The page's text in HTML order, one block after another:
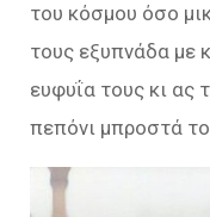
του κόσμου όσο
τους εξυπνάδα με
ευφυΐα τους κι ας
πεπόνι μπροστά